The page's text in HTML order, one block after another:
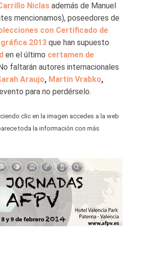
Niclas además de Manuel
mencionamos), poseedores de
con Certificado de
2013 que han supuesto
en el último certamen de
faltarán autores internacionales
Araujo, Martín Vrabko,
para no perdérselo.
clic en la imagen accedes a la web
toda la información con más